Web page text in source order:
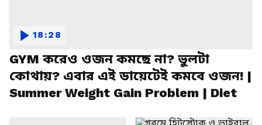
GYM করেও ওজন কমছে না? ভুলটা
কোথায়? এবার এই ডায়েটেই কমবে ওজন! |
Summer Weight Gain Problem | Diet
18:28